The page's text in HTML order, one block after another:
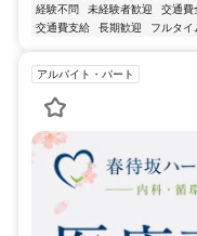
経験不問
未経験者歓迎 交通費
交通費支給
長期歓迎 フルタイ
アルバイト・パート